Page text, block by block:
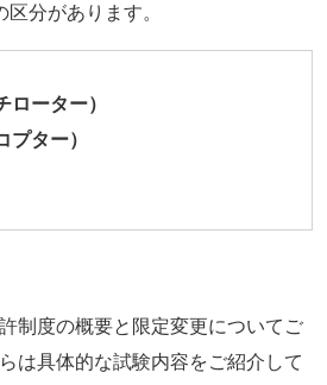
分があります。
ローター）
プター）
制度の概要と限定変更についてご
は具体的な試験内容をご紹介して